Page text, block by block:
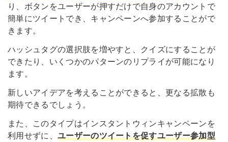
り、ボタンをユーザーが押すだけで自身のアカウントで
簡単にツイートでき、キャンペーンへ参加することがで
きます。
ハッシュタグの選択肢を増やすと、クイズにすることが
できたり、いくつかのパターンのリプライが可能になり
ます。
新しいアイデアを考えることができると、更なる拡散も
期待できるでしょう。
また、このタイプはインスタントウィンキャンペーンを
利用せずに、 ユーザーのツイートを促すユーザー参加型